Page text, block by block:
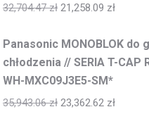
32,704.47zł 21,258.09 zł
Panasonic MONOBLOK do
chłodzenia // SERIA T-CAP
WH-MXC09J3E5-SM*
35,943.06zł 23,362.62 zł